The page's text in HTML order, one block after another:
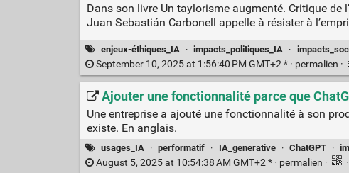
Dans son livre Un taylorisme augmenté. Critique
Juan Sebastián Carbonell appelle à résister à
enjeux-éthiques_IA · impacts_politiques_IA ·
September 10, 2025 at 1:56:40 PM GMT+2 * · permalien ·
Ajouter une fonctionnalité parce que
Une entreprise a ajouté une fonctionnalité à son
existe. En anglais.
usages_IA · performatif · IA_generative · ChatGPT ·
August 5, 2025 at 10:54:38 AM GMT+2 * · permalien · ·